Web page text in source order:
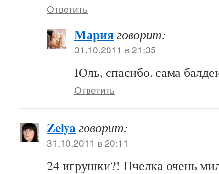
Ответить
Марияговорит:
31.10.2011 в 21:35
Юль, спасибо. сама
Ответить
Zelyaговорит:
31.10.2011 в 20:11
24 игрушки?! Пчелка очень